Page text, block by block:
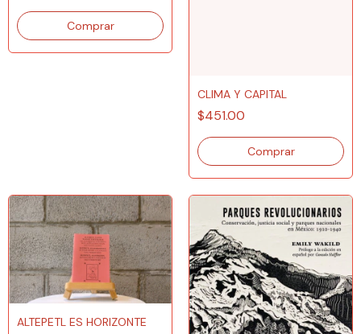
CLIMA Y CAPITAL
$451.00
ALTEPETL ES HORIZONTE